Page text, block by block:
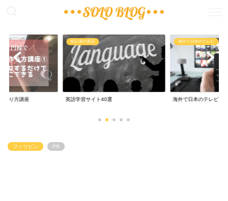
海外で日本のテレビ
海外で日本のテレビ
無料で留学
0円留学からノマド
フィリピン PR